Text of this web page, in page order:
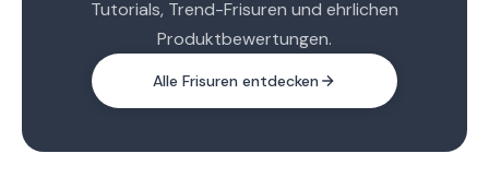
Tutorials, Trend-Frisuren und ehrlichen
Produktbewertungen.
Alle Frisuren entdecken